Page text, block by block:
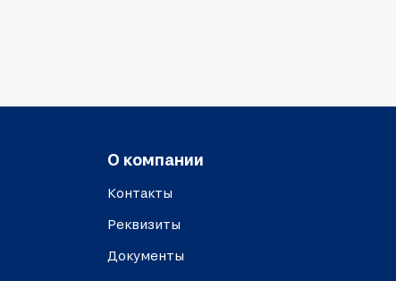
О компании
Контакты
Реквизиты
Документы